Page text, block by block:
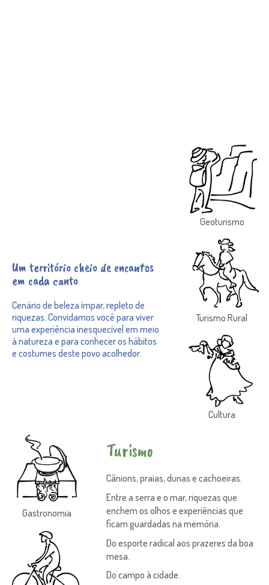
Um território cheio de encantos
em cada canto
Cenário de beleza ímpar, repleto de
riquezas. Convidamos você para viver
uma experiência inesquecível em meio
à natureza e para conhecer os hábitos
e costumes deste povo acolhedor.
Geoturismo
Turismo Rural
Cultura
Gastronomia
Turismo
Cânions, praias, dunas e cachoeiras.
Entre a serra e o mar, riquezas que
enchem os olhos e experiências que
ficam guardadas na memória.
Do esporte radical aos prazeres da boa
mesa.
Do campo à cidade.